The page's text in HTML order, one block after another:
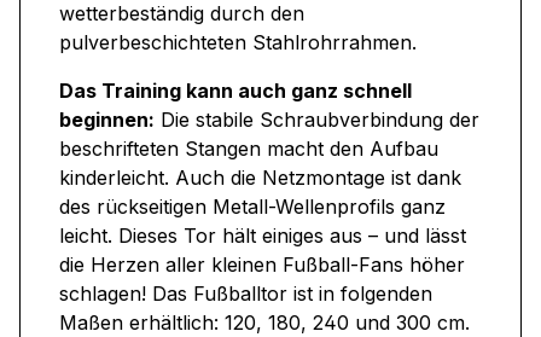
wetterbeständig durch den
pulverbeschichteten Stahlrohrrahmen.
Das Training kann auch ganz schnell
beginnen: Die stabile Schraubverbindung der
beschrifteten Stangen macht den Aufbau
kinderleicht. Auch die Netzmontage ist dank
des rückseitigen Metall-Wellenprofils ganz
leicht. Dieses Tor hält einiges aus – und lässt
die Herzen aller kleinen Fußball-Fans höher
schlagen! Das Fußballtor ist in folgenden
Maßen erhältlich: 120, 180, 240 und 300 cm.